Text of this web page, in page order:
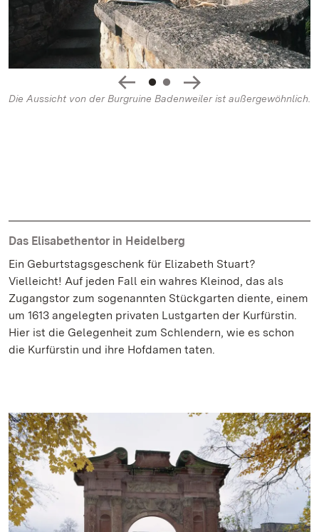
Die Aussicht von der Burgruine Badenweiler ist außergewöhnlich.
Das Elisabethentor in Heidelberg
Ein Geburtstagsgeschenk für Elizabeth Stuart?
Vielleicht! Auf jeden Fall ein wahres Kleinod, das als
Zugangstor zum sogenannten Stückgarten diente, einem
um 1613 angelegten privaten Lustgarten der Kurfürstin.
Hier ist die Gelegenheit zum Schlendern, wie es schon
die Kurfürstin und ihre Hofdamen taten.